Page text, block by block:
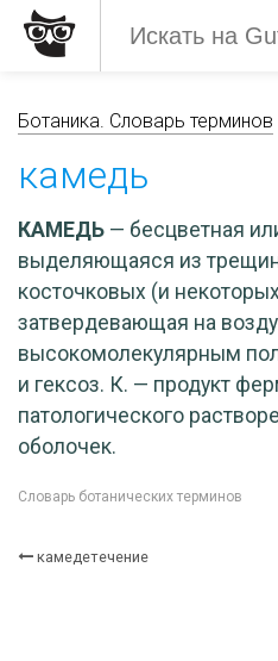
Ботаника. Словарь терминов
камедь
КАМЕДЬ — бесцветная
выделяющаяся из
косточковых (и
затвердевающая на
высокомолекулярным
и гексоз. К. — продукт
патологического
оболочек.
Словарь ботанических терминов
камедетечение